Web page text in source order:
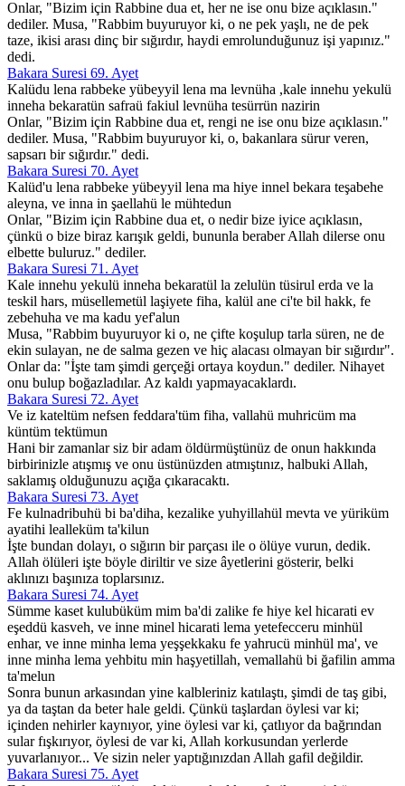
Onlar, "Bizim için Rabbine dua et, her ne ise onu bize açıklasın."
dediler. Musa, "Rabbim buyuruyor ki, o ne pek yaşlı, ne de pek
taze, ikisi arası dinç bir sığırdır, haydi emrolunduğunuz işi yapınız."
dedi.
Bakara Suresi 69. Ayet
Kalüdu lena rabbeke yübeyyil lena ma levnüha ,kale innehu yekulü
inneha bekaratün safraü fakiul levnüha tesürrün nazirin
Onlar, "Bizim için Rabbine dua et, rengi ne ise onu bize açıklasın."
dediler. Musa, "Rabbim buyuruyor ki, o, bakanlara sürur veren,
sapsarı bir sığırdır." dedi.
Bakara Suresi 70. Ayet
Kalüd'u lena rabbeke yübeyyil lena ma hiye innel bekara teşabehe
aleyna, ve inna in şaellahü le mühtedun
Onlar, "Bizim için Rabbine dua et, o nedir bize iyice açıklasın,
çünkü o bize biraz karışık geldi, bununla beraber Allah dilerse onu
elbette buluruz." dediler.
Bakara Suresi 71. Ayet
Kale innehu yekulü inneha bekaratül la zelulün tüsirul erda ve la
teskil hars, müsellemetül laşiyete fiha, kalül ane ci'te bil hakk, fe
zebehuha ve ma kadu yef'alun
Musa, "Rabbim buyuruyor ki o, ne çifte koşulup tarla süren, ne de
ekin sulayan, ne de salma gezen ve hiç alacası olmayan bir sığırdır".
Onlar da: "İşte tam şimdi gerçeği ortaya koydun." dediler. Nihayet
onu bulup boğazladılar. Az kaldı yapmayacaklardı.
Bakara Suresi 72. Ayet
Ve iz kateltüm nefsen feddara'tüm fiha, vallahü muhricüm ma
küntüm tektümun
Hani bir zamanlar siz bir adam öldürmüştünüz de onun hakkında
birbirinizle atışmış ve onu üstünüzden atmıştınız, halbuki Allah,
saklamış olduğunuzu açığa çıkaracaktı.
Bakara Suresi 73. Ayet
Fe kulnadribuhü bi ba'diha, kezalike yuhyillahül mevta ve yüriküm
ayatihi lealleküm ta'kilun
İşte bundan dolayı, o sığırın bir parçası ile o ölüye vurun, dedik.
Allah ölüleri işte böyle diriltir ve size âyetlerini gösterir, belki
aklınızı başınıza toplarsınız.
Bakara Suresi 74. Ayet
Sümme kaset kulubüküm mim ba'di zalike fe hiye kel hicarati ev
eşeddü kasveh, ve inne minel hicarati lema yetefecceru minhül
enhar, ve inne minha lema yeşşekkaku fe yahrucü minhül ma', ve
inne minha lema yehbitu min haşyetillah, vemallahü bi ğafilin amma
ta'melun
Sonra bunun arkasından yine kalbleriniz katılaştı, şimdi de taş gibi,
ya da taştan da beter hale geldi. Çünkü taşlardan öylesi var ki;
içinden nehirler kaynıyor, yine öylesi var ki, çatlıyor da bağrından
sular fışkırıyor, öylesi de var ki, Allah korkusundan yerlerde
yuvarlanıyor... Ve sizin neler yaptığınızdan Allah gafil değildir.
Bakara Suresi 75. Ayet